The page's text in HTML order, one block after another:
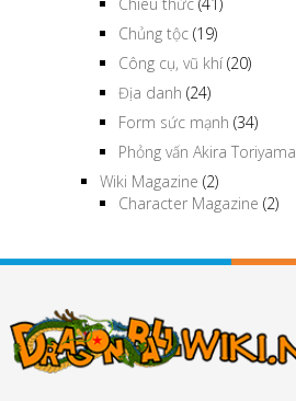
Chiêu thức (41)
Chủng tộc (19)
Công cụ, vũ khí(20)
Địa danh (24)
Form sức mạnh (34)
Phỏng vấn Akira Toriyama
Wiki Magazine (2)
Character Magazine (2)